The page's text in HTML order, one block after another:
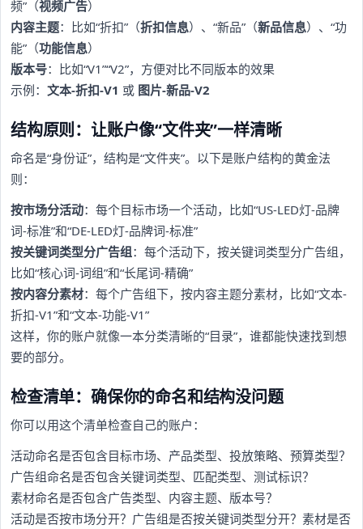
频”（视频广告）
内容主题：比如“折扣”（折扣信息）、“新品”（新品信息）、“功
能”（功能信息）
版本号：比如“V1”“V2”，方便对比不同版本的效果
示例： 文本-折扣-V1 或 图片-新品-V2
结构原则：让账户像“文件夹”一样清晰
命名是“身份证”，结构是“文件夹”。以下是账户结构的黄金法
则：
按市场分活动：每个目标市场一个活动，比如“US-LED灯-品牌
词-标准”和“DE-LED灯-品牌词-标准”
按关键词类型分广告组：每个活动下，按关键词类型分广告组，
比如“核心词-词组”和“长尾词-精确”
按内容分素材：每个广告组下，按内容主题分素材，比如“文本-
折扣-V1”和“文本-功能-V1”
这样，你的账户就像一本分类清晰的“目录”，谁都能快速找到想
要的部分。
检查清单：确保你的命名和结构没问题
你可以用这个清单检查自己的账户：
活动命名是否包含目标市场、产品类型、投放策略、预算类型？
广告组命名是否包含关键词类型、匹配类型、测试标识？
素材命名是否包含广告类型、内容主题、版本号？
活动是否按市场分开？广告组是否按关键词类型分开？素材是否